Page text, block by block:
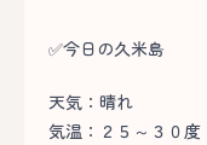
✅今日の久米島
天気：晴れ
気温：２５～３０度